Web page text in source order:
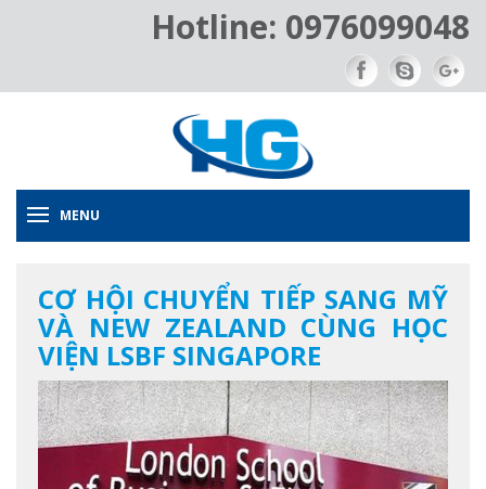
Hotline: 0976099048
MENU
CƠ HỘI CHUYỂN TIẾP SANG MỸ
VÀ NEW ZEALAND CÙNG HỌC
VIỆN LSBF SINGAPORE